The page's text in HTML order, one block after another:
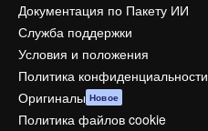
Документация по Пакету ИИ
Служба поддержки
Условия и положения
Политика конфиденциальности
Оригиналы Новое
Политика файлов cookie